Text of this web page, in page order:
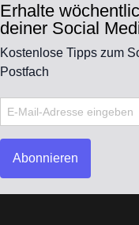
Erhalte
deiner Social
Kostenlose Tipps zum
Postfach
Abonnieren